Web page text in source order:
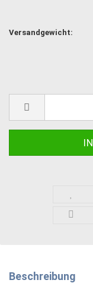
Versandgewicht:
Beschreibung